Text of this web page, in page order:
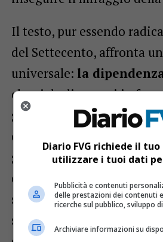
Il testo, pur essendo
del Settecento, affronta
universale: la
che si declina oggi in
gaming online ai social
dipendenze chimiche e
grande barca che domina
da
Guido Fiorato
,
simbolicamente questo
speranze, con un omaggio
Diario FVG richiede il
utilizzare i tuoi dati
Pubblicità e contenuti
delle prestazioni dei contenuti
ricerche sul pubblico, sviluppo
Archiviare informazioni su